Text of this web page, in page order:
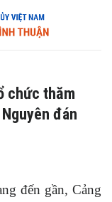
chức thăm
đán
đến gần, Cảng